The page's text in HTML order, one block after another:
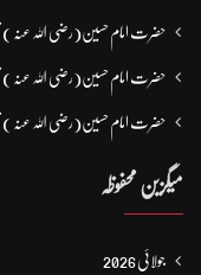
حضرت امام حسین(رضی اللہ عنہ )
حضرت امام حسین(رضی اللہ عنہ )
حضرت امام حسین(رضی اللہ عنہ )
میگزین محفوظہ
جولائی 2026